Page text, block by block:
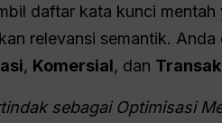
daftar kata kunci
relevansi semantik.
, Komersial, dan
sebagaiOptimisasi